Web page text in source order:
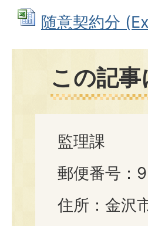
随意契約分
この記
監理課
郵便番号：
住所：金沢